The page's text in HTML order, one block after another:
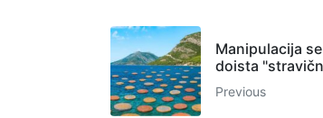
Manipulacija
doista
Previous